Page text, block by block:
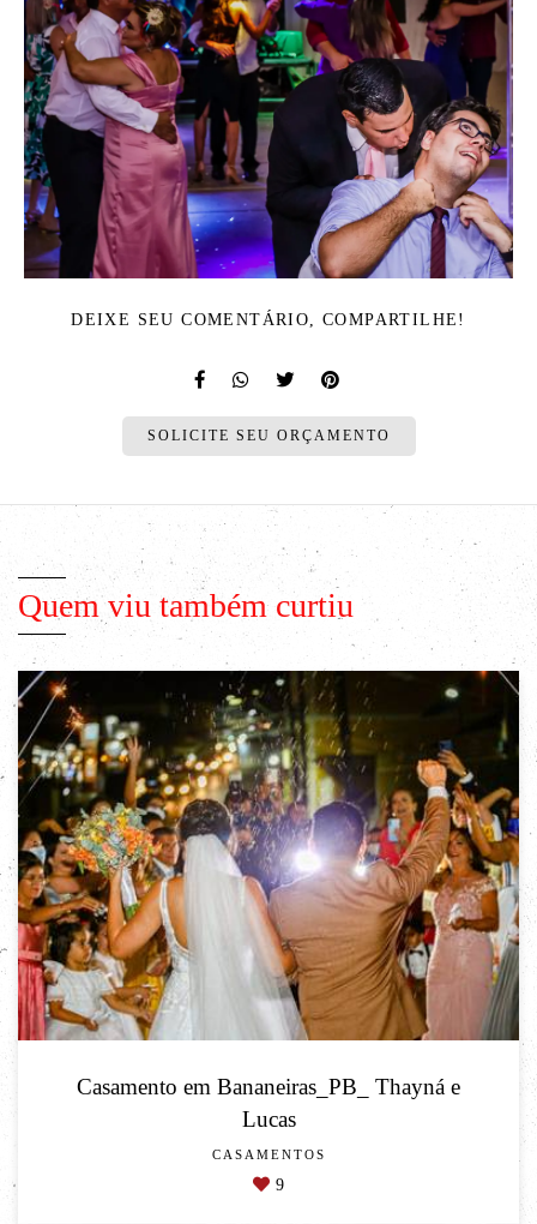
DEIXE SEU COMENTÁRIO, COMPARTILHE!
SOLICITE SEU ORÇAMENTO
Quem viu também curtiu
Casamento em Bananeiras_PB_ Thayná e
Lucas
CASAMENTOS
9